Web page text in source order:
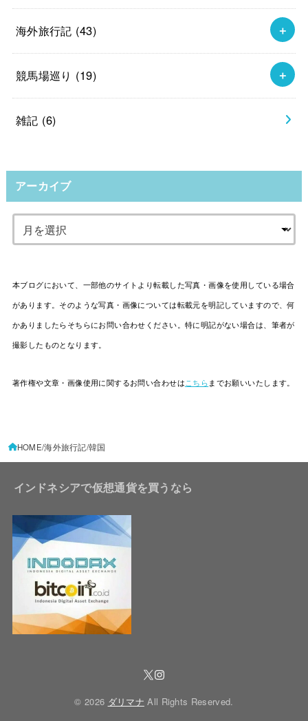
海外旅行記 (43)
競馬場巡り (19)
雑記 (6)
アーカイブ
本ブログにおいて、一部他のサイトより転載した写真・画像を使用している場合
があります。そのような写真・画像については転載元を明記していますので、何
かありましたらそちらにお問い合わせください。特に明記がない場合は、筆者が
撮影したものとなります。
著作権や文章・画像使用に関するお問い合わせはこちら までお願いいたします。
HOME 海外旅行記 韓国
インドネシアで仮想通貨を買うなら
© 2026 ダリマナ All Rights Reserved.